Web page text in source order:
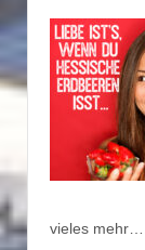
vieles mehr…..